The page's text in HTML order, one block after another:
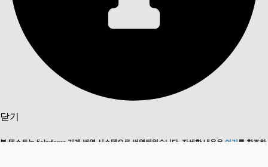
닫기
본 텍스트는 Salesforce 기계 번역 시스템으로 번역되었습니다. 자세한 내용은 여기를 참조하